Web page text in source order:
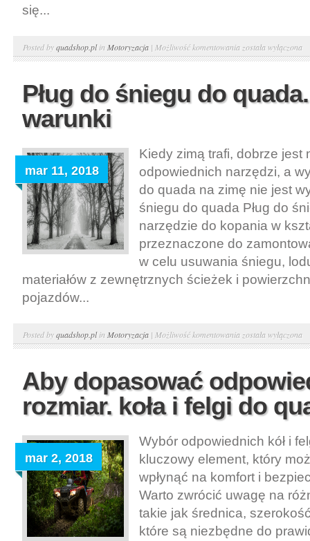
się...
Posted byquadshop.plin Motoryzacja | Możliwość komentowania Opony
do
Wybór
została wyłączona
Pług do śniegu do
warunki
mar 11, 2018
Kiedy zimą trafi, dobrze jest
odpowiednich narzędzi, a
do quada na zimę nie jest
śniegu do quada Pług do
narzędzie do kopania w
przeznaczone do
w celu usuwania śniegu,
materiałów z zewnętrznych ścieżek i
pojazdów...
Posted byquadshop.plin Motoryzacja | Możliwość komentowania Pług
do
do
quada.
Zimowe
została wyłączona
Aby dopasować
rozmiar. koła i felgi do
mar 2, 2018
Wybór odpowiednich kół i
kluczowy element, który
wpłynąć na komfort i
Warto zwrócić uwagę na
takie jak średnica,
które są niezbędne do